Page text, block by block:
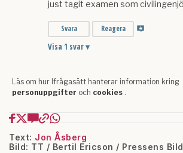
Text: Jon Åsberg
Bild: TT / Bertil Ericson / Pressens Bild